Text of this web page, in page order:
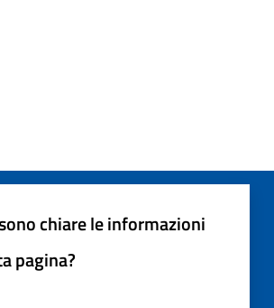
chiare le informazioni
pagina?